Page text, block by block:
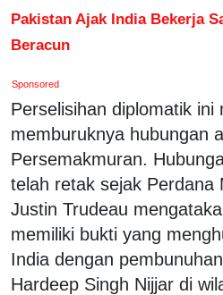
Pakistan Ajak India Bekerja
Beracun
Sponsored
Perselisihan diplomatik ini
memburuknya hubungan
Persemakmuran.
telah retak sejak Perdana
Justin Trudeau
memiliki bukti yang
India dengan
Hardeep Singh Nijjar di